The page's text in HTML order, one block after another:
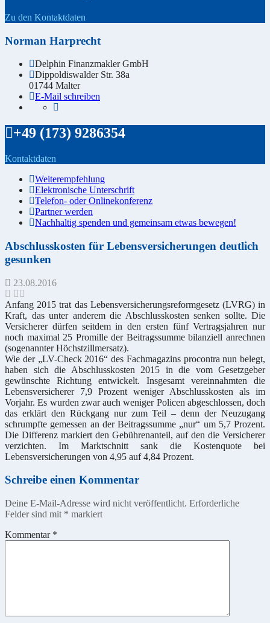
Zu den Kontaktdaten
Norman Harprecht
Delphin Finanzmakler GmbH
Dippoldiswalder Str. 38a
01744 Malter
E-Mail schreiben
+49 (173) 9286354
Kontaktdaten
Weiterempfehlung
Elektronische Unterschrift
Telefon- oder Onlinekonferenz
Partner werden
Nachhaltig spenden und gemeinsam etwas bewegen!
Abschlusskosten für Lebensversicherungen deutlich
gesunken
23.08.2016
Anfang 2015 trat das Lebensversicherungsreformgesetz (LVRG) in
Kraft, das unter anderem die Abschlusskosten senken sollte. Die
Versicherer dürfen seitdem in den ersten fünf Vertragsjahren nur
noch maximal 25 Promille der Beitragssumme bilanziell anrechnen
(sogenannter Höchstzillmersatz).
Wie der „LV-Check 2016“ des Fachmagazins procontra nun belegt,
haben sich die Abschlusskosten 2015 in die vom Gesetzgeber
gewünschte Richtung entwickelt. Insgesamt vereinnahmten die
Lebensversicherer 7,9 Prozent weniger Abschlusskosten als im
Vorjahr. Es wurden zwar auch weniger Policen abgeschlossen, doch
das erklärt den Rückgang nur zum Teil – denn der Neuzugang
schrumpfte gemessen an der Beitragssumme „nur“ um 5,7 Prozent.
Die Differenz markiert den Gebührenanteil, auf den die Versicherer
verzichten. Im Marktschnitt sank die Kostenquote bei
Lebensversicherungen von 4,95 auf 4,84 Prozent.
Schreibe einen Kommentar
Deine E-Mail-Adresse wird nicht veröffentlicht. Erforderliche
Felder sind mit * markiert
Kommentar *